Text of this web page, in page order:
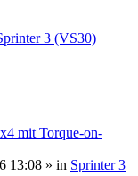
3 (VS30)
mit Torque-on-
13:08 » in Sprinter 3